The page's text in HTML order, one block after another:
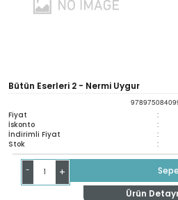
Bütün Eserleri 2 - Nermi Uygur
Fiyat :
İskonto :
İndirimli Fiyat :
Stok :
- +
Ürün Detayı